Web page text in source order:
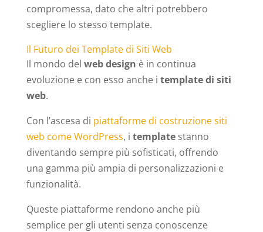
compromessa, dato che altri potrebbero
scegliere lo stesso template.
Il Futuro dei Template di Siti Web
Il mondo del web design è in continua
evoluzione e con esso anche i template di siti
web.
Con l’ascesa di piattaforme di costruzione siti
web come WordPress, i templatestanno
diventando sempre più sofisticati, offrendo
una gamma più ampia di personalizzazioni e
funzionalità.
Queste piattaforme rendono anche più
semplice per gli utenti senza conoscenze